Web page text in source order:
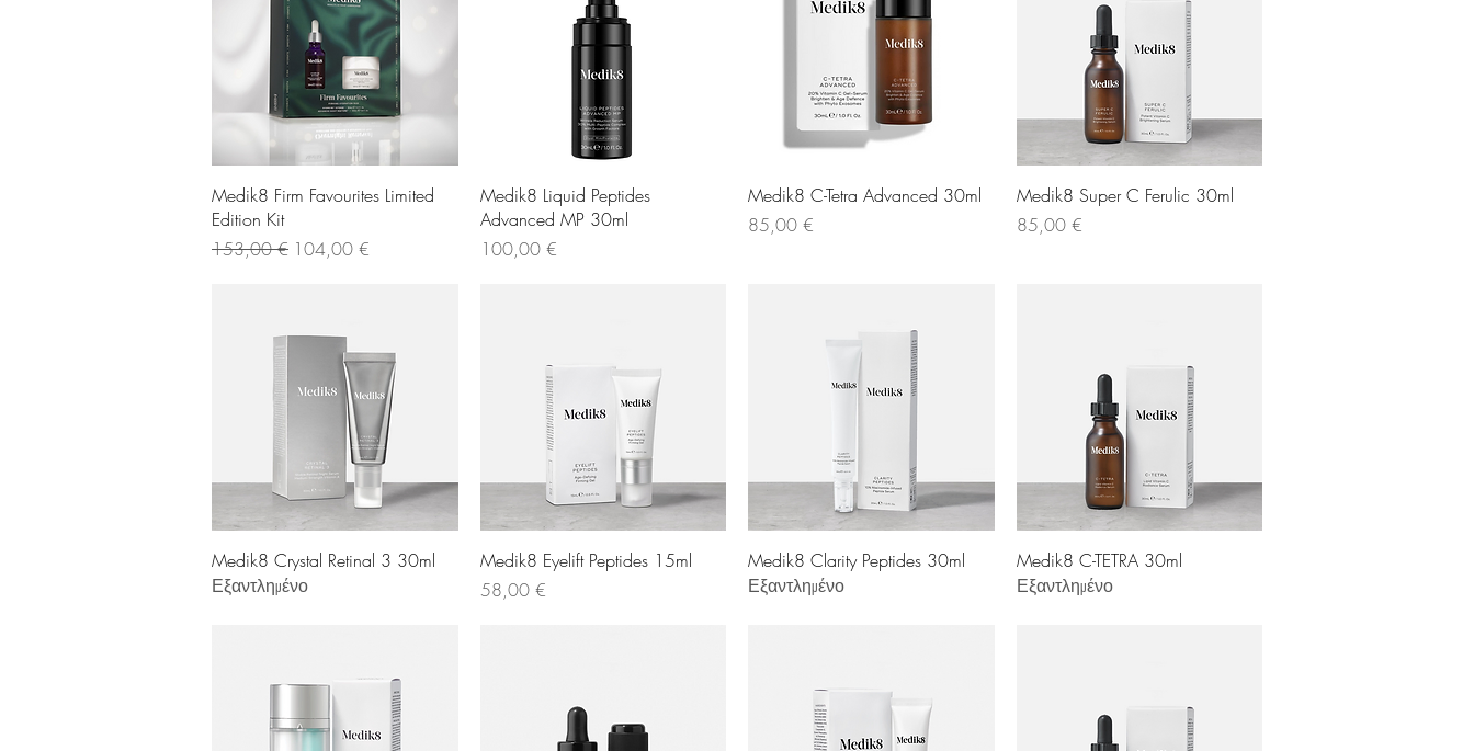
Γρήγορη προβολή
Medik8 Firm Favourites Limited
Edition Kit
Κανονική τιμή
153,00 € Τιμή Έκπτωσης
104,00 €
Γρήγορη προβολή
Medik8 Liquid Peptides
Advanced MP 30ml
Τιμή
100,00 €
Γρήγορη προβολή
Medik8 C-Tetra Advanced 30ml
Τιμή
85,00 €
Γρήγορη προβολή
Medik8 Super C Ferulic 30ml
Τιμή
85,00 €
Γρήγορη προβολή
Medik8 Crystal Retinal 3 30ml
Εξαντλημένο
Γρήγορη προβολή
Medik8 Eyelift Peptides 15ml
Τιμή
58,00 €
Γρήγορη προβολή
Medik8 Clarity Peptides 30ml
Εξαντλημένο
Γρήγορη προβολή
Medik8 C-TETRA 30ml
Εξαντλημένο